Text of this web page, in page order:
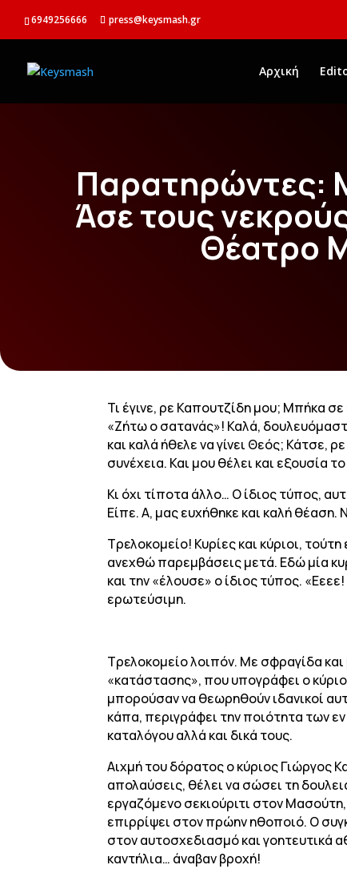
6949256666 press@keysmash.gr
Αρχική
Παρατηρώντες:
Άσε τους
Θέατρο
Τι έγινε, ρε Καπουτζίδη μου; Μπήκα
«Ζήτω ο σατανάς»! Καλά,
και καλά ήθελε να γίνει Θεός; Κάτσε,
συνέχεια. Και μου θέλει και εξουσία
Κι όχι τίποτα άλλο… Ο ίδιος τύπος,
Είπε. Α, μας ευχήθηκε και καλή θέαση.
Τρελοκομείο! Κυρίες και κύριοι,
ανεχθώ παρεμβάσεις μετά. Εδώ μία
και την «έλουσε» ο ίδιος τύπος.
ερωτεύσιμη.
Τρελοκομείο λοιπόν. Με σφραγίδα
«κατάστασης», που υπογράφει ο
μπορούσαν να θεωρηθούν ιδανικοί
κάπα, περιγράφει την ποιότητα των
καταλόγου αλλά και δικά τους.
Αιχμή του δόρατος ο κύριος Γιώργος
απολαύσεις, θέλει να σώσει τη
εργαζόμενο σεκιούριτι στον
επιρρίψει στον πρώην ηθοποιό. Ο
στον αυτοσχεδιασμό και γοητευτικά
καντήλια… άναβαν βροχή!